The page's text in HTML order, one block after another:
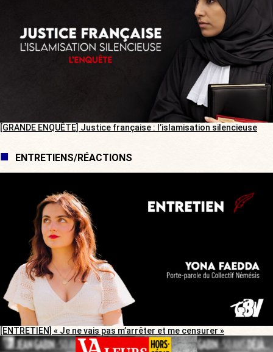
[GRANDE ENQUÊTE] Justice française : l’islamisation silencieuse
ENTRETIENS/RÉACTIONS
[ENTRETIEN] « Je ne vais pas m’arrêter et me censurer »